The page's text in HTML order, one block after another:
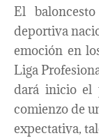
El
deportiva
emoción en
Liga
dará inicio el
comienzo de
expectativa,